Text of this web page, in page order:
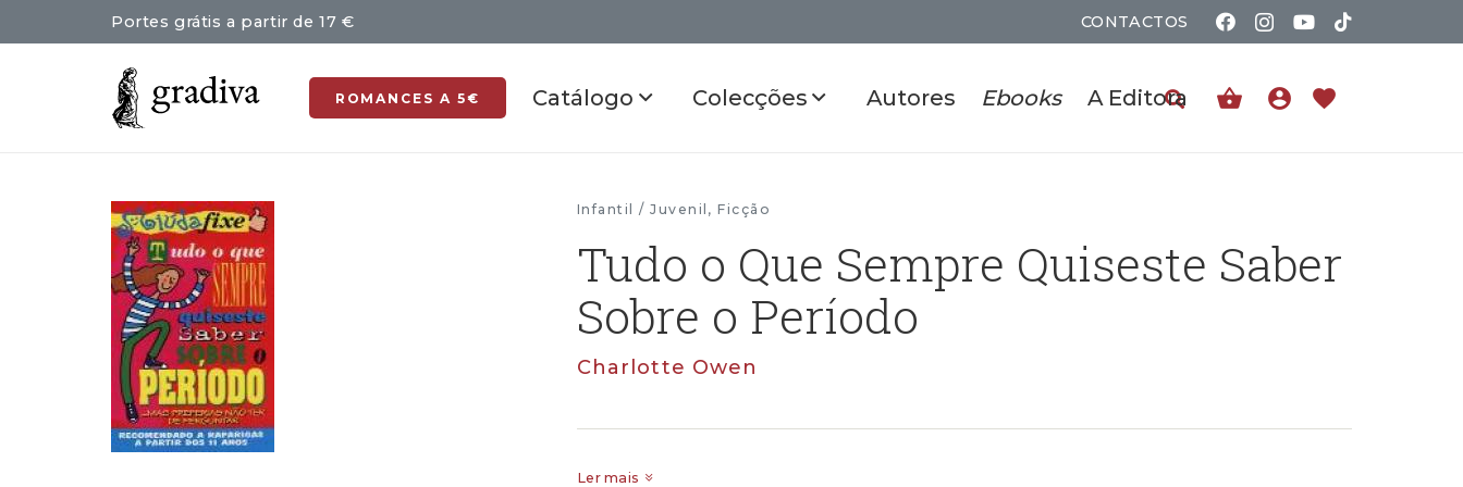
Portes grátis a partir de 17 € CONTACTOS
ROMANCES A 5€ Catálogo Colecções Autores Ebooks A Editora shopping_basket account_circle favorite
Infantil / Juvenil ,Ficção
Tudo o Que Sempre Quiseste Saber
Sobre o Período
Charlotte Owen
Ler mais